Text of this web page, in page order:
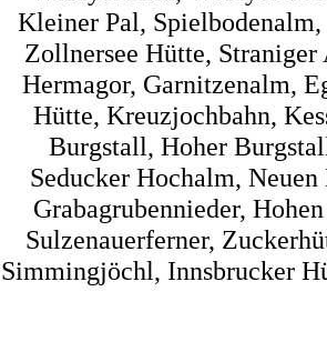
Kleiner Pal,
Zollnersee Hütte,
Hermagor, Garnitzenalm,
Hütte, Kreuzjochbahn,
Burgstall, Hoher
Seducker Hochalm,
Grabagrubennieder,
Sulzenauerferner,
Simmingjöchl, Innsbrucker